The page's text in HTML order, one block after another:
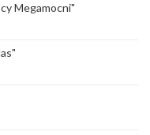
Megamocni"